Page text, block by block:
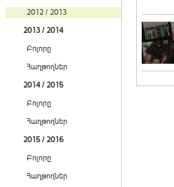
2012 / 2013
2013 / 2014
Բոլորը
Հաղթողներ
2014 / 2015
Բոլորը
Հաղթողներ
2015 / 2016
Բոլորը
Հաղթողներ